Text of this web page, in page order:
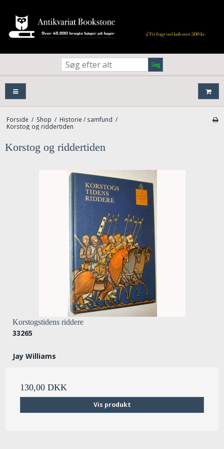
Søg
Forside / Shop / Historie / samfund /
Korstog og riddertiden
Korstog og riddertiden
Korstogstidens riddere
33265
Jay Williams
130,00 DKK
Vis produkt